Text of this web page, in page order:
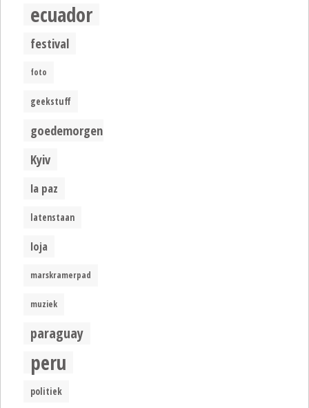
ecuador
festival
foto
geekstuff
goedemorgen
Kyiv
la paz
latenstaan
loja
marskramerpad
muziek
paraguay
peru
politiek